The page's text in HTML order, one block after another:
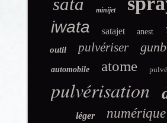
minijet
iwata satajet anest
outil pulvériser
automobile atome
pulvérisation
léger numérique